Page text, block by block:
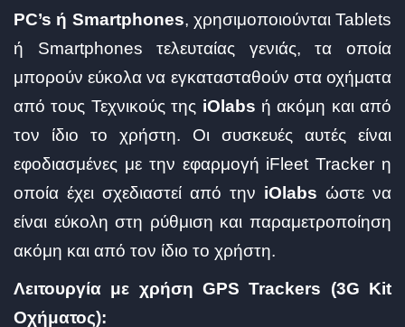
PC’s ή Smartphones, χρησιμοποιούνται Tablets
ή Smartphones τελευταίας γενιάς, τα οποία
μπορούν εύκολα να εγκατασταθούν στα οχήματα
από τους Τεχνικούς της iOlabs ή ακόμη και από
τον ίδιο το χρήστη. Οι συσκευές αυτές είναι
εφοδιασμένες με την εφαρμογή iFleet Tracker η
οποία έχει σχεδιαστεί από την iOlabs ώστε να
είναι εύκολη στη ρύθμιση και παραμετροποίηση
ακόμη και από τον ίδιο το χρήστη.
Λειτουργία με χρήση GPS Trackers (3G Kit
Οχήματος):